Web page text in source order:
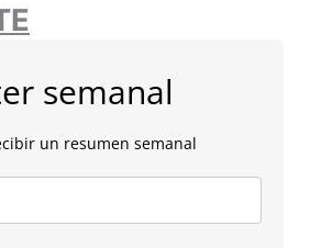
semanal
un resumen semanal